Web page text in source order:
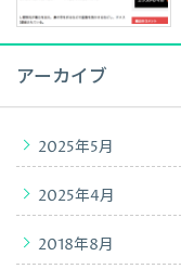
アーカイブ
2025年5月
2025年4月
2018年8月